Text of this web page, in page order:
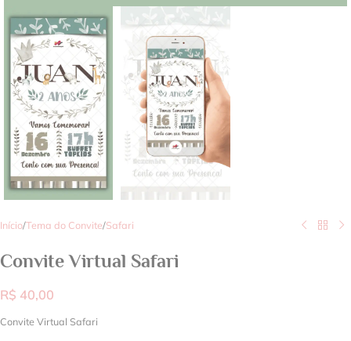
Início/Tema do Convite/Safari
Convite Virtual Safari
R$ 40,00
Convite Virtual Safari